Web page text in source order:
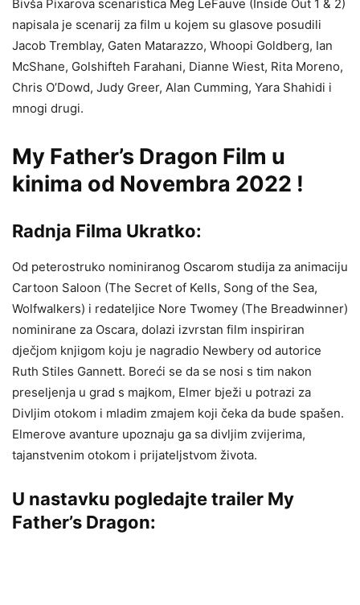
Bivša Pixarova scenaristica Meg LeFauve (Inside Out 1 & 2)
napisala je scenarij za film u kojem su glasove posudili
Jacob Tremblay, Gaten Matarazzo, Whoopi Goldberg, Ian
McShane, Golshifteh Farahani, Dianne Wiest, Rita Moreno,
Chris O’Dowd, Judy Greer, Alan Cumming, Yara Shahidi i
mnogi drugi.
My Father’s Dragon Film u
kinima od Novembra 2022 !
Radnja Filma Ukratko:
Od peterostruko nominiranog Oscarom studija za animaciju
Cartoon Saloon (The Secret of Kells, Song of the Sea,
Wolfwalkers) i redateljice Nore Twomey (The Breadwinner)
nominirane za Oscara, dolazi izvrstan film inspiriran
dječjom knjigom koju je nagradio Newbery od autorice
Ruth Stiles Gannett. Boreći se da se nosi s tim nakon
preseljenja u grad s majkom, Elmer bježi u potrazi za
Divljim otokom i mladim zmajem koji čeka da bude spašen.
Elmerove avanture upoznaju ga sa divljim zvijerima,
tajanstvenim otokom i prijateljstvom života.
U nastavku pogledajte trailer My
Father’s Dragon: